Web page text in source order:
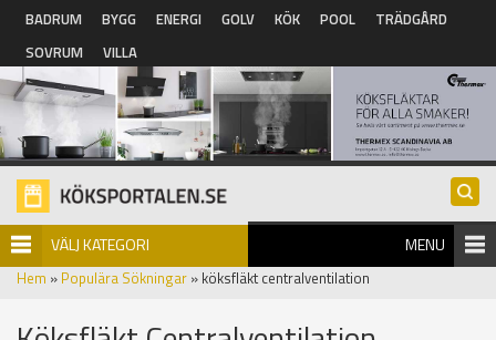
Hoppa till huvudinnehåll
BADRUM BYGG ENERGI GOLV KÖK POOL
TRÄDGÅRD
SOVRUM
VILLA
VÄLJ KATEGORI MENU
Hem » Populära Sökningar » köksfläkt centralventilation